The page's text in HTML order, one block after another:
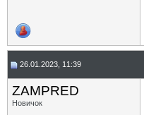
26.01.2023, 11:39
ZAMPRED
Новичок